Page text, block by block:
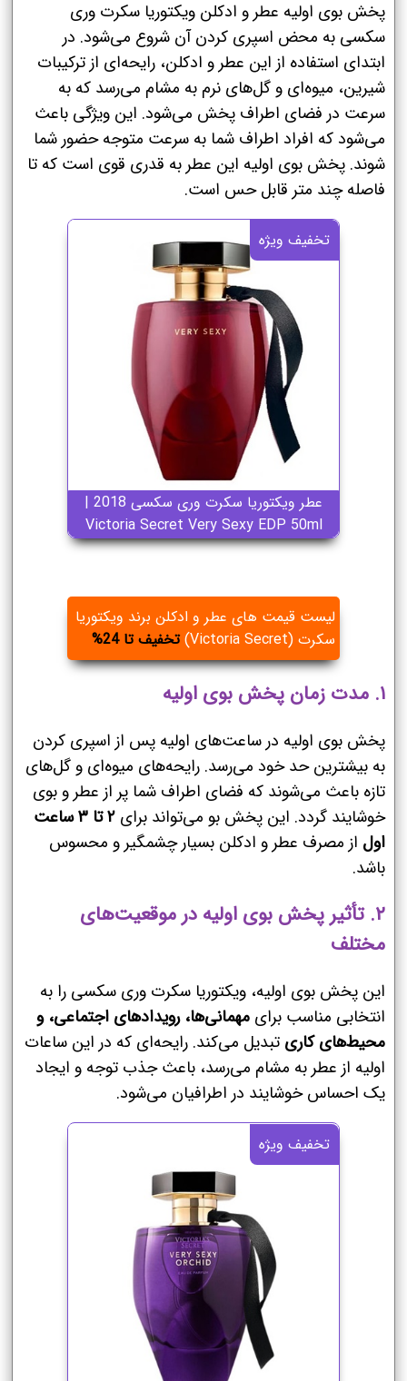
پخش بوی اولیه عطر و ادکلن ویکتوریا سکرت وری
سکسی به محض اسپری کردن آن شروع می‌شود. در
ابتدای استفاده از این عطر و ادکلن، رایحه‌ای از ترکیبات
شیرین، میوه‌ای و گل‌های نرم به مشام می‌رسد که به
سرعت در فضای اطراف پخش می‌شود. این ویژگی باعث
می‌شود که افراد اطراف شما به سرعت متوجه حضور شما
شوند. پخش بوی اولیه این عطر به قدری قوی است که تا
فاصله چند متر قابل حس است.
تخفیف ویژه
عطر ویکتوریا سکرت وری سکسی 2018 |
Victoria Secret Very Sexy EDP 50ml
لیست قیمت های عطر و ادکلن برند ویکتوریا
سکرت (Victoria Secret)
تخفیف تا 24%
۱. مدت زمان پخش بوی اولیه
پخش بوی اولیه در ساعت‌های اولیه پس از اسپری کردن
به بیشترین حد خود می‌رسد. رایحه‌های میوه‌ای و گل‌های
تازه باعث می‌شوند که فضای اطراف شما پر از عطر و بوی
خوشایند گردد. این پخش بو می‌تواند برای
۲ تا ۳ ساعت
اول از مصرف عطر و ادکلن بسیار چشمگیر و محسوس
باشد.
۲. تأثیر پخش بوی اولیه در موقعیت‌های
مختلف
این پخش بوی اولیه، ویکتوریا سکرت وری سکسی را به
انتخابی مناسب برای مهمانی‌ها، رویدادهای اجتماعی، و
محیط‌های کاری تبدیل می‌کند. رایحه‌ای که در این ساعات
اولیه از عطر به مشام می‌رسد، باعث جذب توجه و ایجاد
یک احساس خوشایند در اطرافیان می‌شود.
تخفیف ویژه